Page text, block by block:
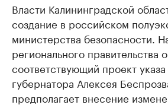
Власти Калининградской
создание в российском
министерства безопасности.
регионального правительства
соответствующий проект
губернатора Алексея
предполагает внесение